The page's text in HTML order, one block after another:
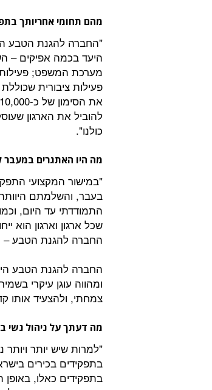
מהם תחומי אחריותך
"החברה להגנת הטבע
היעד בכמה אפיקים –
מערכת המשפט; פעילות
פעילות ציבורית
להוביל את הארגון
כולנו".
מה היו האתגרים
"במישור המקצועי
בעבר, והשלמתם
התמודדתי עד היום,
שכל ארגון וארגון הוא
החברה להגנת הטבע –
ומהווה עוגן עיקרי
צמחתי, ולהצעיד אותו
מה דעתך על ניהול נשי
"למרות שיש יותר
בתפקידים בכירים
בתפקידים כאלו, באופן